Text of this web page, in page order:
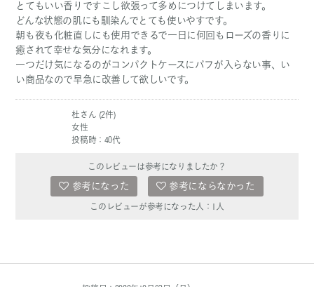
とてもいい香りですこし欲張って多めにつけてしまいます。
どんな状態の肌にも馴染んでとても使いやすです。
朝も夜も化粧直しにも使用できるで一日に何回もローズの香りに
癒されて幸せな気分になれます。
一つだけ気になるのがコンパクトケースにパフが入らない事、い
い商品なので早急に改善して欲しいです。
杜さん (2件)
女性
投稿時：40代
このレビューは参考になりましたか？
参考になった 参考にならなかった
このレビューが参考になった人： 1 人